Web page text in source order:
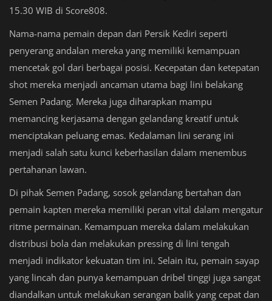
15.30 WIB di Score808.
Nama-nama pemain depan dari Persik Kediri seperti
penyerang andalan mereka yang memiliki kemampuan
mencetak gol dari berbagai posisi. Kecepatan dan ketepatan
shot mereka menjadi ancaman utama bagi lini belakang
Semen Padang. Mereka juga diharapkan mampu
memancing kerjasama dengan gelandang kreatif untuk
menciptakan peluang emas. Kedalaman lini serang ini
menjadi salah satu kunci keberhasilan dalam menembus
pertahanan lawan.
Di pihak Semen Padang, sosok gelandang bertahan dan
pemain kapten mereka memiliki peran vital dalam mengatur
ritme permainan. Kemampuan mereka dalam melakukan
distribusi bola dan melakukan pressing di lini tengah
menjadi indikator kekuatan tim ini. Selain itu, pemain sayap
yang lincah dan punya kemampuan dribel tinggi juga sangat
diandalkan untuk melakukan serangan balik yang cepat dan